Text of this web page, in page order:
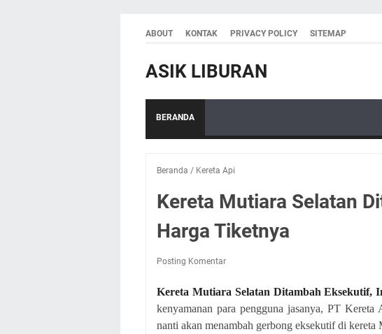
ABOUT KONTAK PRIVACY POLICY SITEMAP
ASIK LIBURAN
BERANDA
Beranda / Kereta Api
Kereta Mutiara Selatan
Harga Tiketnya
Posting Komentar
Kereta Mutiara Selatan Ditambah Eksekutif,
kenyamanan para pengguna jasanya, PT
nanti akan menambah gerbong eksekutif di kereta